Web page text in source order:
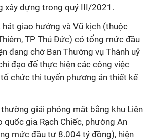
xây dựng trong quý III/2021.
hát giao hưởng và Vũ kịch (thuộc
TP Thủ Đức) có tổng mức đầu
đang chờ Ban Thường vụ Thành uỷ
đạo để thực hiện các công việc
chức thi tuyển phương án thiết kế
giải phóng măt bằng khu Liên
quốc gia Rạch Chiếc, phường An
mức đầu tư 8.004 tỷ đồng), hiện